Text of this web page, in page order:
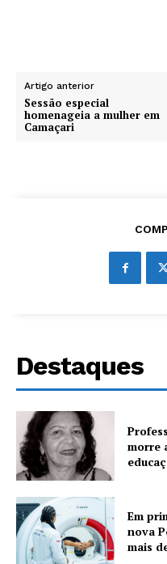
Artigo anterior
Sessão especial
homenageia a mulher em
Camaçari
Destaques
morre
Em
nova
mais